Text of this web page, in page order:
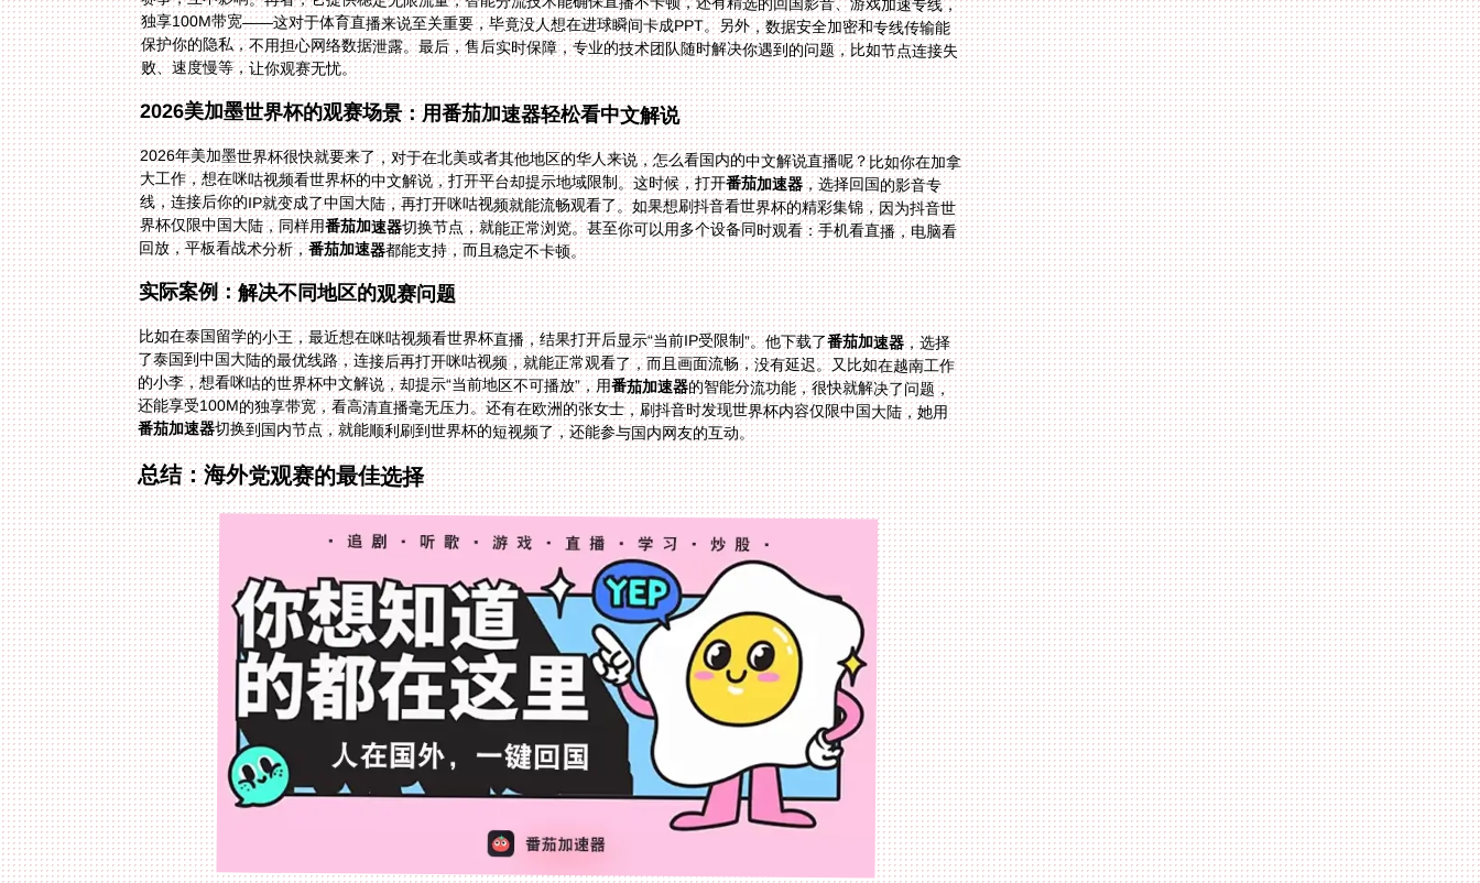
败、速度慢等，让你观赛无忧。
2026美加墨世界杯的观赛场景：用番茄加速器轻松看中文解说
2026年美加墨世界杯很快就要来了，对于在北美或者其他地区的华人来说，怎么看国内的中文解说直播呢？比如你在加拿
大工作，想在咪咕视频看世界杯的中文解说，打开平台却提示地域限制。这时候，打开番茄加速器，选择回国的影音专
线，连接后你的IP就变成了中国大陆，再打开咪咕视频就能流畅观看了。如果想刷抖音看世界杯的精彩集锦，因为抖音世
界杯仅限中国大陆，同样用番茄加速器切换节点，就能正常浏览。甚至你可以用多个设备同时观看：手机看直播，电脑看
回放，平板看战术分析，番茄加速器都能支持，而且稳定不卡顿。
实际案例：解决不同地区的观赛问题
比如在泰国留学的小王，最近想在咪咕视频看世界杯直播，结果打开后显示“当前IP受限制”。他下载了番茄加速器，选择
了泰国到中国大陆的最优线路，连接后再打开咪咕视频，就能正常观看了，而且画面流畅，没有延迟。又比如在越南工作
的小李，想看咪咕的世界杯中文解说，却提示“当前地区不可播放”，用番茄加速器的智能分流功能，很快就解决了问题，
还能享受100M的独享带宽，看高清直播毫无压力。还有在欧洲的张女士，刷抖音时发现世界杯内容仅限中国大陆，她用
番茄加速器切换到国内节点，就能顺利刷到世界杯的短视频了，还能参与国内网友的互动。
总结：海外党观赛的最佳选择